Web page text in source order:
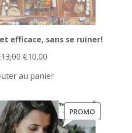
efficace, sans se ruiner!
13,00 Le
initial
€13,00.
€10,00Le
€10,00.
au panier
PROMO
EN